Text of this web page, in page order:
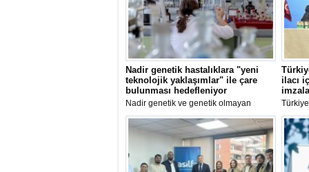
Nadir genetik hastalıklara "yeni
teknolojik yaklaşımlar" ile çare
bulunması hedefleniyor
Nadir genetik ve genetik olmayan
hastalıklarda çözülemeyen vakaların,
yeni teknolojik yaklaşımlarla
iyileştirilebilmesi için yeni bir program
ilacı
SMA